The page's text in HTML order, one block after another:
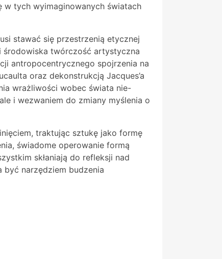
w tych wyimaginowanych światach
stawać się przestrzenią etycznej
środowiska twórczość artystyczna
antropocentrycznego spojrzenia na
oraz dekonstrukcją Jacques’a
wrażliwości wobec świata nie-
i wezwaniem do zmiany myślenia o
traktując sztukę jako formę
świadome operowanie formą
skłaniają do refleksji nad
być narzędziem budzenia